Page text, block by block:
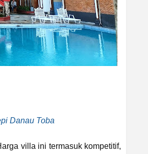
Danau Toba
villa ini termasuk kompetitif,